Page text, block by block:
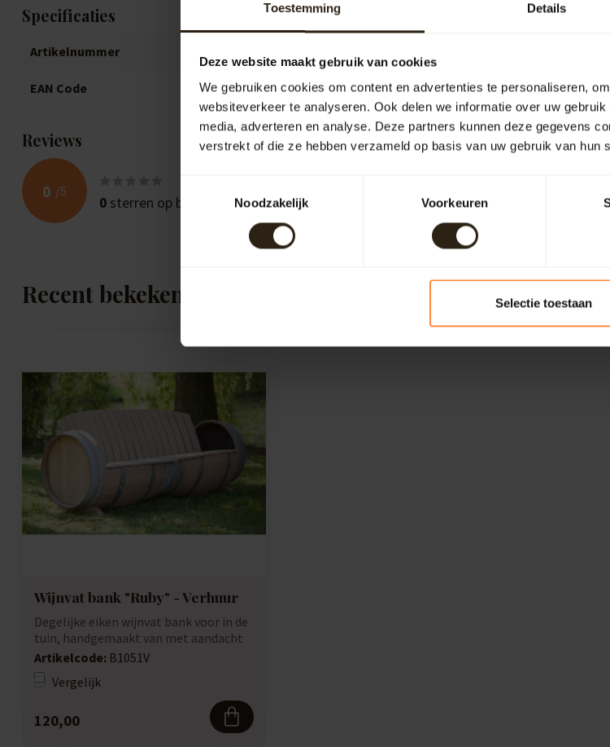
Toestemming Details
Deze website maakt gebruik van cookies
We gebruiken cookies om content en advertenties te personaliseren,
websiteverkeer te analyseren. Ook delen we informatie over uw
media, adverteren en analyse. Deze partners kunnen deze gegevens
verstrekt of die ze hebben verzameld op basis van uw gebruik van hun
Noodzakelijk
Voorkeuren
Selectie toestaan
Specificaties
Artikelnummer
EAN Code 8716928210514
Reviews
0 /5
0 sterren op basis van 0beoordelingen
Recent bekeken
Wijnvat bank "Ruby" - Verhuur
Degelijke eiken wijnvat bank voor in de
tuin, handgemaakt van met aandacht
voor ...
Artikelcode: B1051V
Vergelijk
120,00